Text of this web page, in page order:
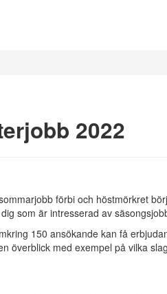
2022
förbi och höstmörkret
som är intresserad av
150 ansökande kan få
överblick med exempel på vilka